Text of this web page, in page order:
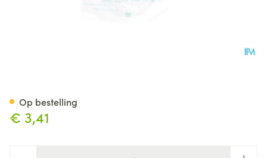
€ 3,41
Op bestelling